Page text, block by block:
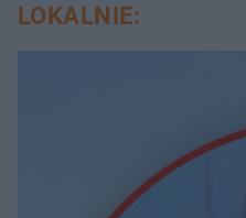
LOKALNIE: